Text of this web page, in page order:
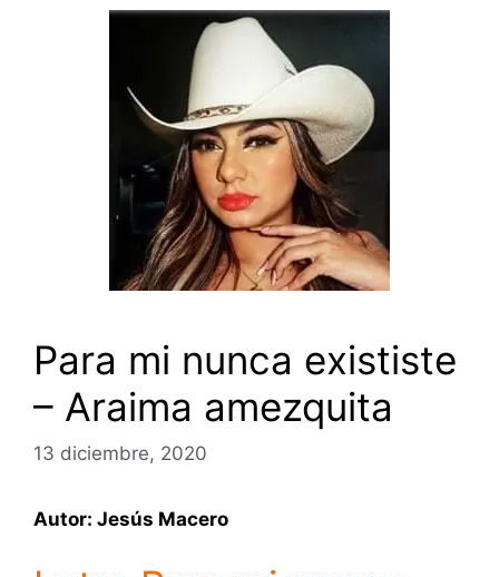
Para mi nunca exististe
– Araima amezquita
13 diciembre, 2020
Autor: Jesús Macero